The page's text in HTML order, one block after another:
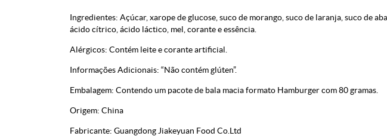
Ingredientes: Açúcar, xarope de glucose, suco de morango, suco de laranja, suco de
ácido cítrico, ácido láctico, mel, corante e essência.
Alérgicos: Contém leite e corante artificial.
Informações Adicionais: “Não contém glúten”.
Embalagem: Contendo um pacote de bala macia formato Hamburger com 80 gramas.
Origem: China
Fabricante: Guangdong Jiakeyuan Food Co.Ltd